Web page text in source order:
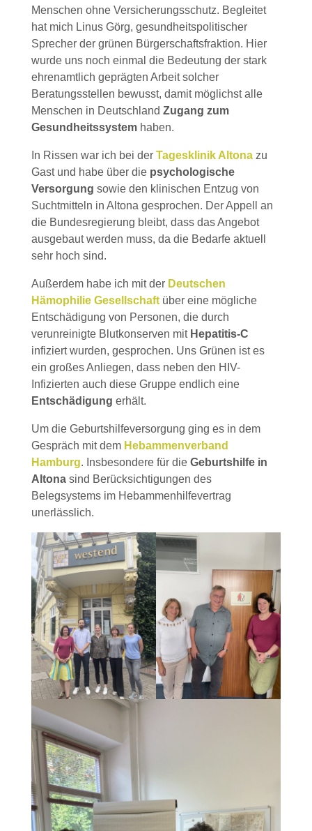
Menschen ohne Versicherungsschutz. Begleitet
hat mich Linus Görg, gesundheitspolitischer
Sprecher der grünen Bürgerschaftsfraktion. Hier
wurde uns noch einmal die Bedeutung der stark
ehrenamtlich geprägten Arbeit solcher
Beratungsstellen bewusst, damit möglichst alle
Menschen in Deutschland Zugang zum
Gesundheitssystemhaben.
In Rissen war ich bei der Tagesklinik Altonazu
Gast und habe über die psychologische
Versorgung sowie den klinischen Entzug von
Suchtmitteln in Altona gesprochen. Der Appell an
die Bundesregierung bleibt, dass das Angebot
ausgebaut werden muss, da die Bedarfe aktuell
sehr hoch sind.
Außerdem habe ich mit der Deutschen
Hämophilie Gesellschaftüber eine mögliche
Entschädigung von Personen, die durch
verunreinigte Blutkonserven mitHepatitis-C
infiziert wurden, gesprochen. Uns Grünen ist es
ein großes Anliegen, dass neben den HIV-
Infizierten auch diese Gruppe endlich eine
Entschädigung erhält.
Um die Geburtshilfeversorgung ging es in dem
Gespräch mit dem Hebammenverband
Hamburg. Insbesondere für die Geburtshilfe in
Altona sind Berücksichtigungen des
Belegsystems im Hebammenhilfevertrag
unerlässlich.